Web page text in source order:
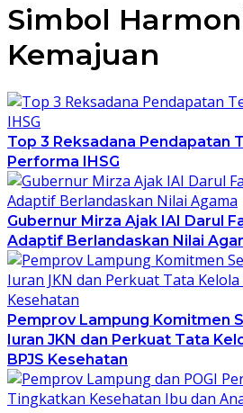
Simbol
Kemajuan
Top 3 Reksadana Pendapatan
Performa IHSG
Gubernur Mirza Ajak IAI Darul
Adaptif Berlandaskan Nilai
Pemprov Lampung Komitmen
Iuran JKN dan Perkuat Tata
BPJS Kesehatan